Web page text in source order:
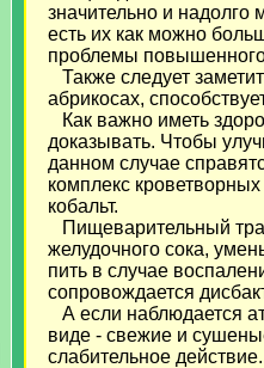
значительно и надолго
есть их как можно
проблемы
Также следует
абрикосах,
Как важно иметь
доказывать. Чтобы
данном случае
комплекс
кобальт.
Пищеварительный
желудочного сока,
пить в случае
сопровождается
А если наблюдается
виде - свежие и
слабительное действие.